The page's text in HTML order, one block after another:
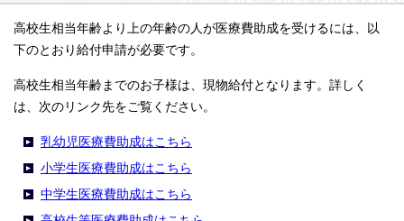
高校生相当年齢より上の年齢の人が医療費助成を受けるには、以
下のとおり給付申請が必要です。
高校生相当年齢までのお子様は、現物給付となります。詳しく
は、次のリンク先をご覧ください。
乳幼児医療費助成はこちら
小学生医療費助成はこちら
中学生医療費助成はこちら